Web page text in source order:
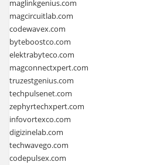
maglinkgenius.com
magcircuitlab.com
codewavex.com
byteboostco.com
elektrabyteco.com
magconnectxpert.com
truzestgenius.com
techpulsenet.com
zephyrtechxpert.com
infovortexco.com
digizinelab.com
techwavego.com
codepulsex.com